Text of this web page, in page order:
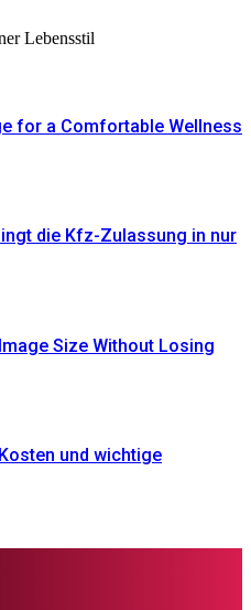
for a Comfortable Wellness
die Kfz-Zulassung in nur
Size Without Losing
und wichtige